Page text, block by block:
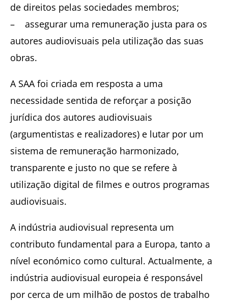
de direitos pelas sociedades membros;
– assegurar uma remuneração justa para os
autores audiovisuais pela utilização das suas
obras.
A SAA foi criada em resposta a uma
necessidade sentida de reforçar a posição
jurídica dos autores audiovisuais
(argumentistas e realizadores) e lutar por um
sistema de remuneração harmonizado,
transparente e justo no que se refere à
utilização digital de filmes e outros programas
audiovisuais.
A indústria audiovisual representa um
contributo fundamental para a Europa, tanto a
nível económico como cultural. Actualmente, a
indústria audiovisual europeia é responsável
por cerca de um milhão de postos de trabalho